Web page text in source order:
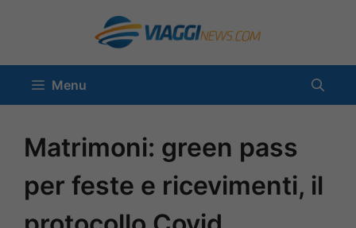
contenuto
Menu
Matrimoni: green pass
per feste e ricevimenti, il